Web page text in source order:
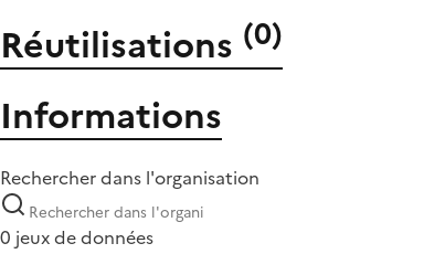
Réutilisations (0)
Informations
Rechercher dans l'organisation
0 jeux de données